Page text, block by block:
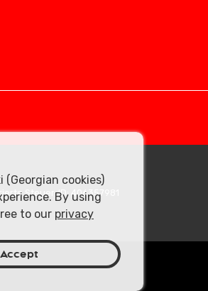
Steuer-ID: 406357981
(Georgian cookies)
By using
to our privacy
Accept